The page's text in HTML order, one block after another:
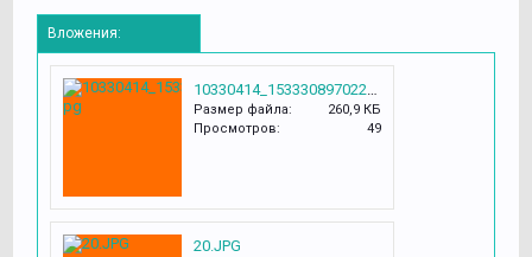
Вложения:
10330414_1533308970223522_1837473384105266729_n.jpg
Размер файла:
260,9 КБ
Просмотров:
49
20.JPG